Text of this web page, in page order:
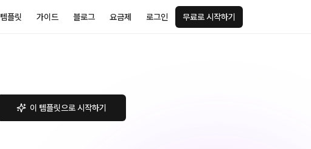
템플릿 가이드 블로그 요금제 로그인 무료로 시작하기
이 템플릿으로 시작하기